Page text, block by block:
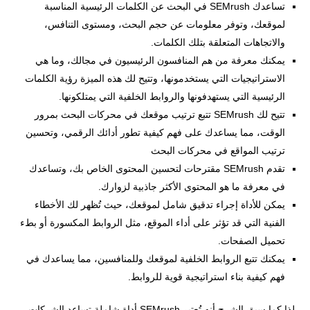
تساعدك SEMrush في البحث عن الكلمات الرئيسية المناسبة
لموقعك، وتوفر معلومات عن حجم البحث، ومستوى التنافس،
والاتجاهات المتعلقة بتلك الكلمات.
يمكنك معرفة من هم المنافسون الرئيسيون في مجالك، وما هي
الاستراتيجيات التي يستخدمونها، وتتيح لك هذه الميزة رؤية الكلمات
الرئيسية التي يستهدفونها والروابط الخلفية التي يمتلكونها.
تتيح لك SEMrush تتبع ترتيب موقعك في محركات البحث بمرور
الوقت، مما يساعدك على فهم كيفية تطور أدائك الرقمي، وتحسين
ترتيب المواقع في محركات البحث
تقدم SEMrush مقترحات لتحسين المحتوى الخاص بك، وتساعدك
في معرفة ما هو المحتوى الأكثر جاذبية لزوارك.
يمكن للأداة إجراء تدقيق شامل لموقعك، حيث تُظهر لك الأخطاء
الفنية التي قد تؤثر على أداء الموقع، مثل الروابط المكسورة أو بطء
تحميل الصفحات.
يمكنك تتبع الروابط الخلفية لموقعك وللمنافسين، مما يساعدك في
فهم كيفية بناء استراتيجية قوية للروابط.